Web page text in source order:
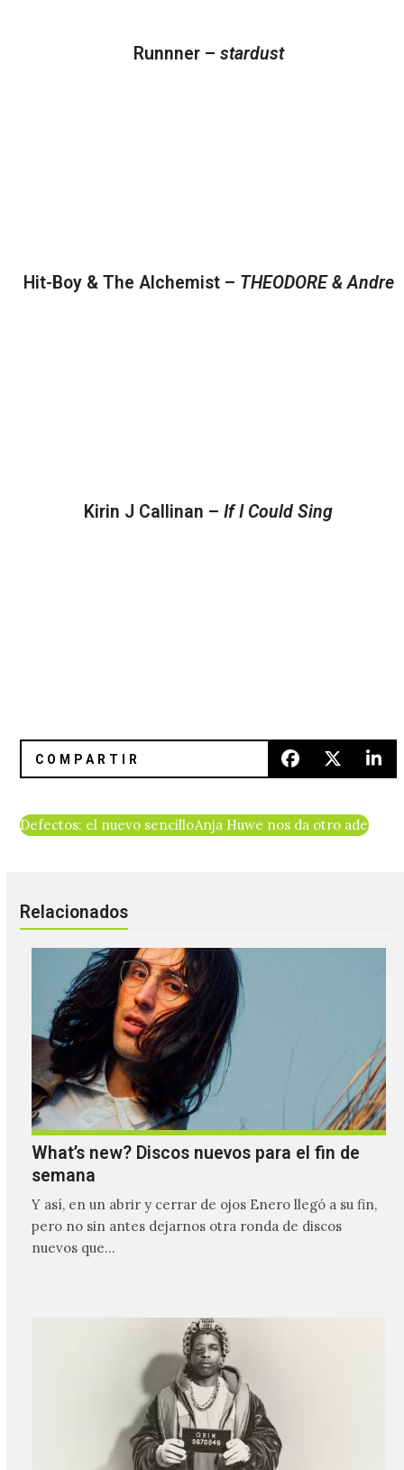
Runnner – stardust
Hit-Boy & The Alchemist – THEODORE & Andre
Kirin J Callinan – If I Could Sing
Defectos: el nuevo sencillo de Montufar
Anja Huwe nos da otro
Relacionados
What’s new? Discos nuevos para el fin de
semana
Y así, en un abrir y cerrar de ojos Enero llegó a su fin,
pero no sin antes dejarnos otra ronda de discos
nuevos que…